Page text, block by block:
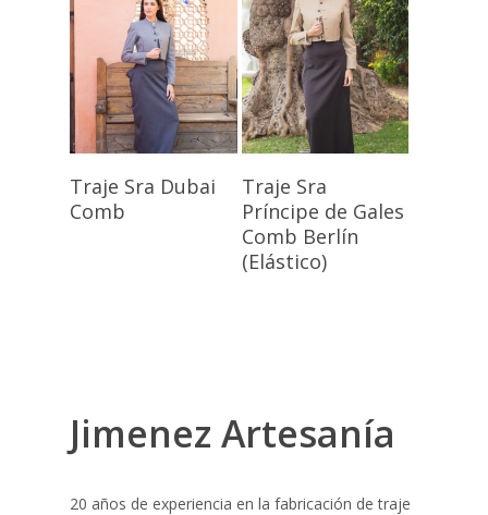
Seleccionar
Traje Sra Dubai
Comb
Seleccionar
Opciones
Traje Sra
Príncipe de Gales
Comb Berlín
(Elástico)
Jimenez Artesanía
20 años de experiencia en la fabricación de traje